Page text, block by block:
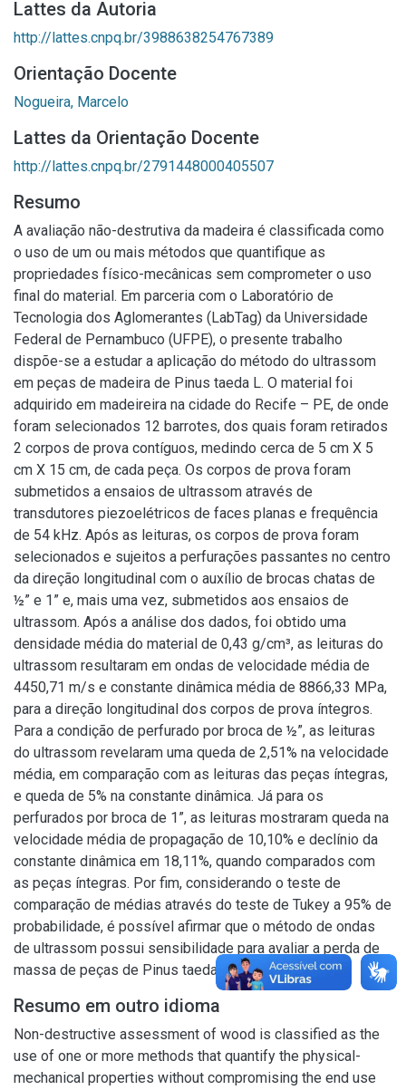
Lattes da Autoria
http://lattes.cnpq.br/3988638254767389
Orientação Docente
Nogueira, Marcelo
Lattes da Orientação Docente
http://lattes.cnpq.br/2791448000405507
Resumo
A avaliação não-destrutiva da madeira é classificada como
o uso de um ou mais métodos que quantifique as
propriedades físico-mecânicas sem comprometer o uso
final do material. Em parceria com o Laboratório de
Tecnologia dos Aglomerantes (LabTag) da Universidade
Federal de Pernambuco (UFPE), o presente trabalho
dispõe-se a estudar a aplicação do método do ultrassom
em peças de madeira de Pinus taeda L. O material foi
adquirido em madeireira na cidade do Recife – PE, de onde
foram selecionados 12 barrotes, dos quais foram retirados
2 corpos de prova contíguos, medindo cerca de 5 cm X 5
cm X 15 cm, de cada peça. Os corpos de prova foram
submetidos a ensaios de ultrassom através de
transdutores piezoelétricos de faces planas e frequência
de 54 kHz. Após as leituras, os corpos de prova foram
selecionados e sujeitos a perfurações passantes no centro
da direção longitudinal com o auxílio de brocas chatas de
½” e 1” e, mais uma vez, submetidos aos ensaios de
ultrassom. Após a análise dos dados, foi obtido uma
densidade média do material de 0,43 g/cm³, as leituras do
ultrassom resultaram em ondas de velocidade média de
4450,71 m/s e constante dinâmica média de 8866,33 MPa,
para a direção longitudinal dos corpos de prova íntegros.
Para a condição de perfurado por broca de ½”, as leituras
do ultrassom revelaram uma queda de 2,51% na velocidade
média, em comparação com as leituras das peças íntegras,
e queda de 5% na constante dinâmica. Já para os
perfurados por broca de 1”, as leituras mostraram queda na
velocidade média de propagação de 10,10% e declínio da
constante dinâmica em 18,11%, quando comparados com
as peças íntegras. Por fim, considerando o teste de
comparação de médias através do teste de Tukey a 95% de
probabilidade, é possível afirmar que o método de ondas
de ultrassom possui sensibilidade para avaliar a perda de
massa de peças de Pinus taeda L.
Resumo em outro idioma
Non-destructive assessment of wood is classified as the
use of one or more methods that quantify the physical-
mechanical properties without compromising the end use